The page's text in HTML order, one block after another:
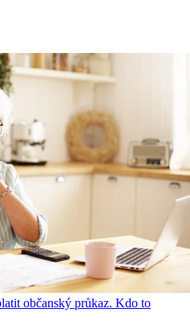
občanský průkaz. Kdo to